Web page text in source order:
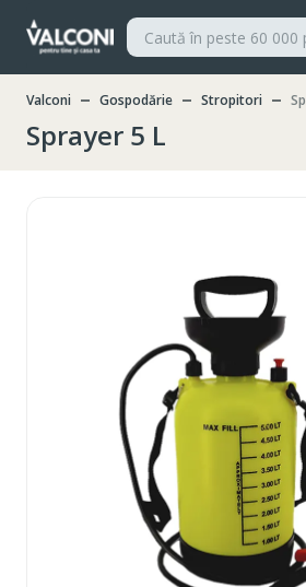
Valconi Gospodărie Stropitori
Sprayer 5 L